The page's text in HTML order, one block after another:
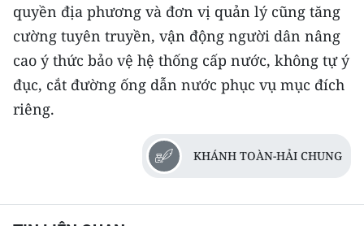
quyền địa phương và đơn vị quản lý cũng tăng
cường tuyên truyền, vận động người dân nâng
cao ý thức bảo vệ hệ thống cấp nước, không tự ý
đục, cắt đường ống dẫn nước phục vụ mục đích
riêng.
KHÁNH TOÀN-HẢI CHUNG